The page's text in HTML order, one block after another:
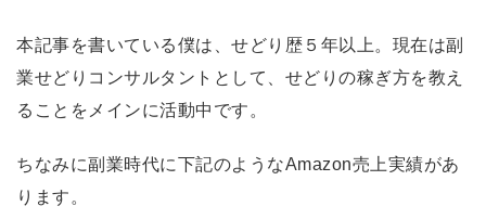
本記事を書いている僕は、せどり歴５年以上。現在は副
業せどりコンサルタントとして、せどりの稼ぎ方を教え
ることをメインに活動中です。
ちなみに副業時代に下記のようなAmazon売上実績があ
ります。